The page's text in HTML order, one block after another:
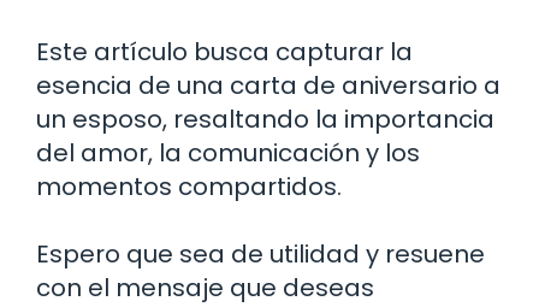
Este artículo busca capturar la
esencia de una carta de aniversario a
un esposo, resaltando la importancia
del amor, la comunicación y los
momentos compartidos.
Espero que sea de utilidad y resuene
con el mensaje que deseas